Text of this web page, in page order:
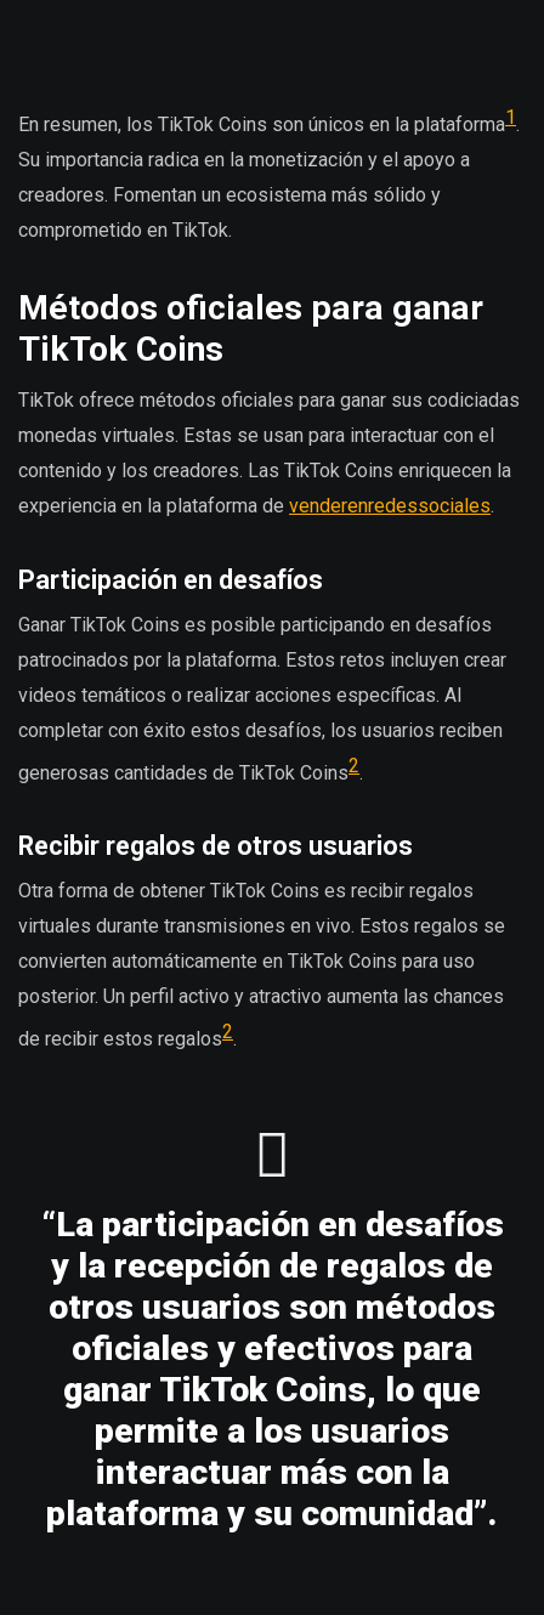
En resumen, los TikTok Coins son únicos en la plataforma1.
Su importancia radica en la monetización y el apoyo a
creadores. Fomentan un ecosistema más sólido y
comprometido en TikTok.
Métodos oficiales para ganar
TikTok Coins
TikTok ofrece métodos oficiales para ganar sus codiciadas
monedas virtuales. Estas se usan para interactuar con el
contenido y los creadores. Las TikTok Coins enriquecen la
experiencia en la plataforma de venderenredessociales.
Participación en desafíos
Ganar TikTok Coins es posible participando en desafíos
patrocinados por la plataforma. Estos retos incluyen crear
videos temáticos o realizar acciones específicas. Al
completar con éxito estos desafíos, los usuarios reciben
generosas cantidades de TikTok Coins2.
Recibir regalos de otros usuarios
Otra forma de obtener TikTok Coins es recibir regalos
virtuales durante transmisiones en vivo. Estos regalos se
convierten automáticamente en TikTok Coins para uso
posterior. Un perfil activo y atractivo aumenta las chances
de recibir estos regalos2.
“La participación en desafíos
y la recepción de regalos de
otros usuarios son métodos
oficiales y efectivos para
ganar TikTok Coins, lo que
permite a los usuarios
interactuar más con la
plataforma y su comunidad”.